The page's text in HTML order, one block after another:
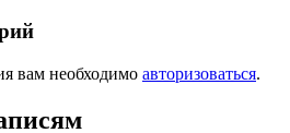
вам необходимо авторизоваться.